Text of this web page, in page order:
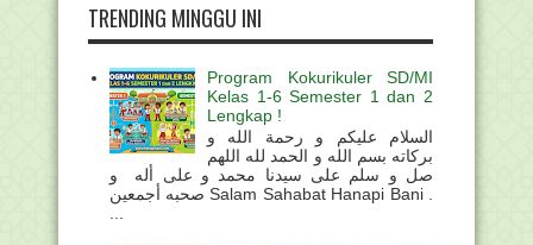
TRENDING MINGGU INI
Program Kokurikuler SD/MI
Kelas 1-6 Semester 1 dan 2
Lengkap !
السلام عليكم و رحمة الله و
بركاته بسم الله و الحمد لله اللهم
صل و سلم على سيدنا محمد و على أله و
صحبه أجمعين Salam Sahabat Hanapi Bani .
...